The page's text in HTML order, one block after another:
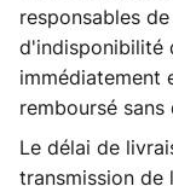
responsables
d'indisponibilité
immédiatement
remboursé sans
Le délai de
transmission de